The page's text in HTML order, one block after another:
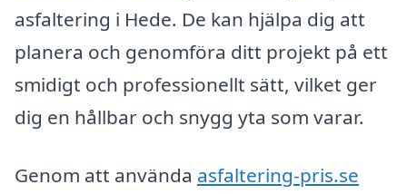
asfaltering i Hede. De kan hjälpa dig att
planera och genomföra ditt projekt på ett
smidigt och professionellt sätt, vilket ger
dig en hållbar och snygg yta som varar.
Genom att använda asfaltering-pris.se